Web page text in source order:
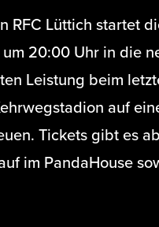
RFC Lüttich startet
20:00 Uhr in die
Leistung beim
auf
Tickets gibt es
im PandaHouse